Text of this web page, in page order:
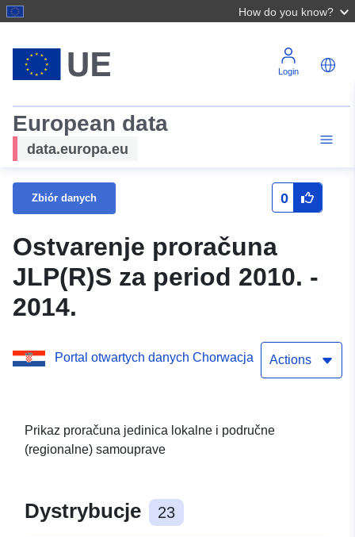
How do you know?
Login
European data
data.europa.eu
Zbiór danych 0
Ostvarenje proračuna
JLP(R)S za period 2010. -
2014.
Portal otwartych danych Chorwacja Actions
Prikaz proračuna jedinica lokalne i područne
(regionalne) samouprave
Dystrybucje 23